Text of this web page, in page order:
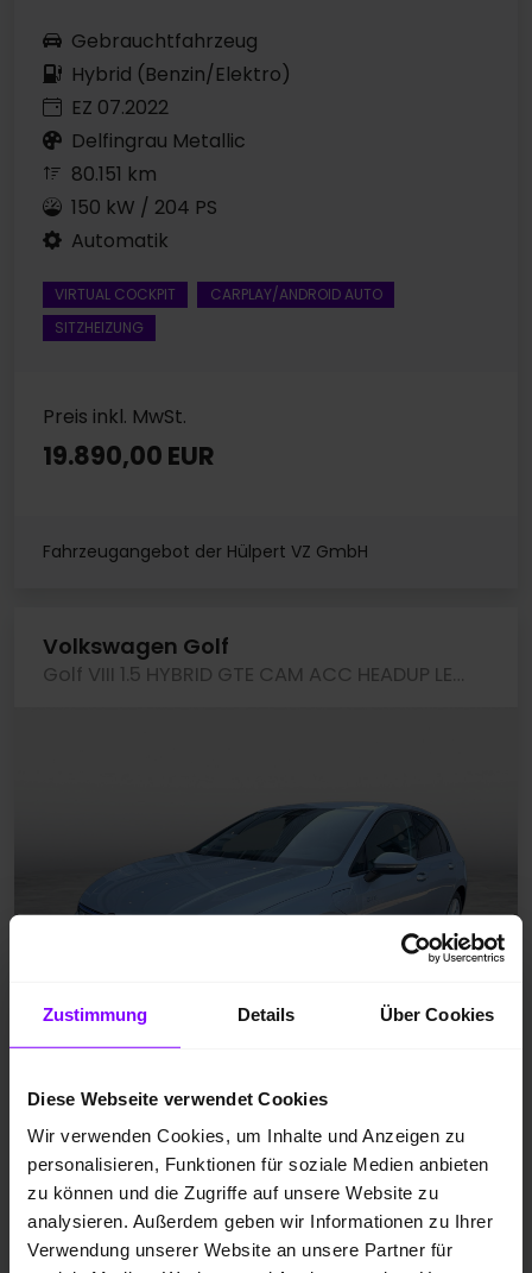
Zustimmung Details Über Cookies
Diese Webseite verwendet Cookies
Wir verwenden Cookies, um Inhalte und Anzeigen zu
personalisieren, Funktionen für soziale Medien anbieten
zu können und die Zugriffe auf unsere Website zu
analysieren. Außerdem geben wir Informationen zu Ihrer
Verwendung unserer Website an unsere Partner für
Gebrauchtfahrzeug
Hybrid (Benzin/Elektro)
EZ 07.2022
Delfingrau Metallic
80.151 km
150 kW / 204 PS
Automatik
VIRTUAL COCKPIT
CARPLAY/ANDROID AUTO
SITZHEIZUNG
Preis inkl. MwSt.
19.890,00 EUR
Fahrzeugangebot der Hülpert VZ GmbH
Volkswagen Golf
Golf VIII 1.5 HYBRID GTE CAM ACC HEADUP LED+ NAVI
Jahreswagen
Hybrid (Benzin/Elektro)
EZ 10.2025
Oyster Silver Metallic
6.057 km